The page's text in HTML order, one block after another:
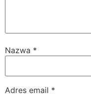
Nazwa *
Adres email *